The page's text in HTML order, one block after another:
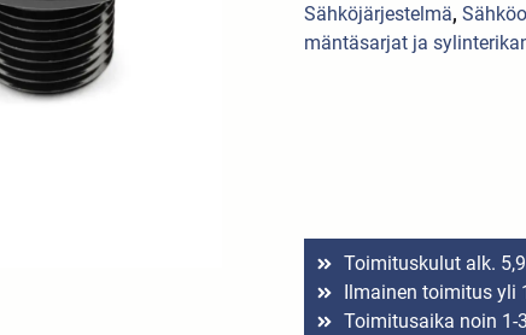
Sähköjärjestelmä,
mäntäsarjat ja
Toimituskulut alk.
Ilmainen toimitus
Toimitusaika noin 1-